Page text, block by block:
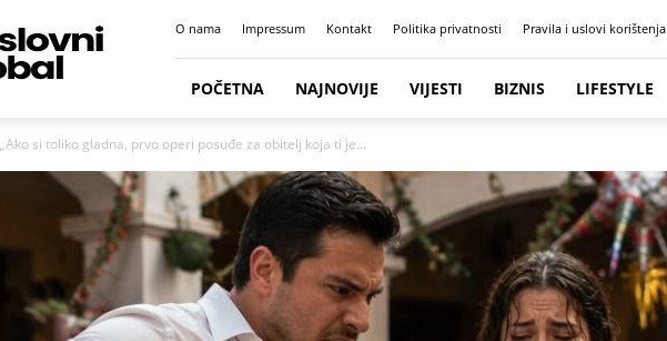
O nama Impressum Kontakt Politika privatnosti Pravila i uslovi korištenja
POČETNA NAJNOVIJE VIJESTI BIZNIS LIFESTYLE
„Ako si toliko gladna, prvo operi posuđe za obitelj koja ti je...